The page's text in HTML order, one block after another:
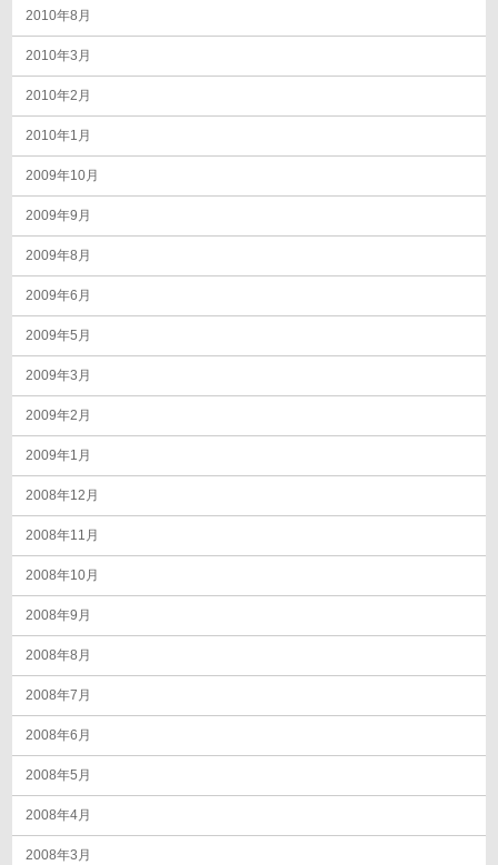
2010年8月
2010年3月
2010年2月
2010年1月
2009年10月
2009年9月
2009年8月
2009年6月
2009年5月
2009年3月
2009年2月
2009年1月
2008年12月
2008年11月
2008年10月
2008年9月
2008年8月
2008年7月
2008年6月
2008年5月
2008年4月
2008年3月